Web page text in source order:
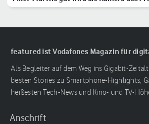
Hits?
featured ist Vodafones Magazin für
Als Begleiter auf dem Weg ins Gigabit-
besten Stories zu Smartphone-Highlights,
heißesten Tech-News und Kino- und TV-
Anschrift